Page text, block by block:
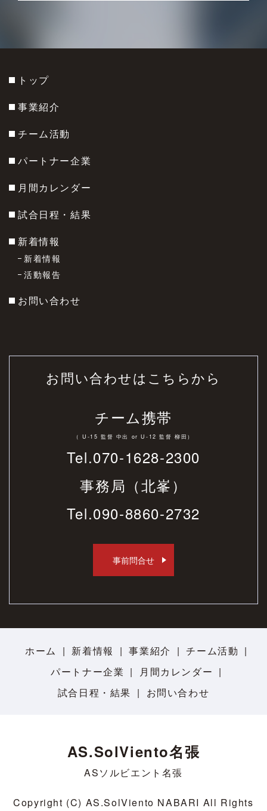
トップ
事業紹介
チーム活動
パートナー企業
月間カレンダー
試合日程・結果
新着情報
新着情報
活動報告
お問い合わせ
お問い合わせはこちらから
チーム携帯
（ U-15 監督 中出 or U-12 監督 柳田）
Tel.070-1628-2300
事務局（北峯）
Tel.090-8860-2732
事前問合せ
ホーム 新着情報 事業紹介
チーム活動
パートナー企業
月間カレンダー
試合日程・結果
お問い合わせ
AS.SolViento名張
ASソルビエント名張
Copyright (C) AS.SolViento NABARI All Rights